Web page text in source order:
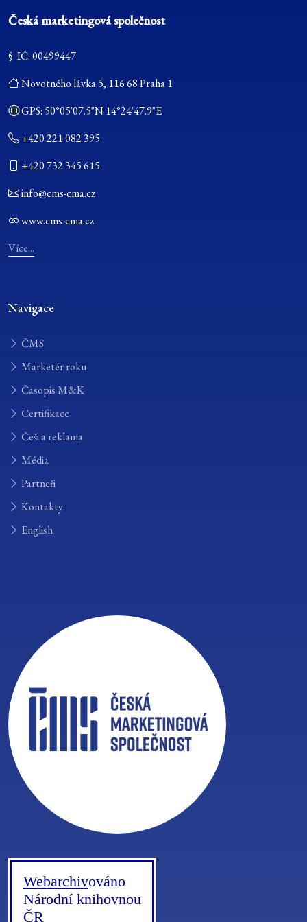
Česká marketingová společnost
§ IČ: 00499447
Novotného lávka 5, 116 68 Praha 1
GPS: 50°05'07.5"N 14°24'47.9"E
+420 221 082 395
+420 732 345 615
info@cms-cma.cz
www.cms-cma.cz
Více...
Navigace
ČMS
Marketér roku
Časopis M&K
Certifikace
Češi a reklama
Média
Partneři
Kontakty
English
Webarchivováno
Národní knihovnou
ČR